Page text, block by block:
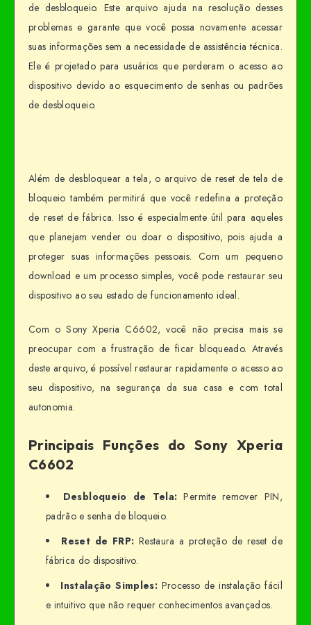
de desbloqueio. Este arquivo ajuda na resolução desses
problemas e garante que você possa novamente acessar
suas informações sem a necessidade de assistência técnica.
Ele é projetado para usuários que perderam o acesso ao
dispositivo devido ao esquecimento de senhas ou padrões
de desbloqueio.
Além de desbloquear a tela, o arquivo de reset de tela de
bloqueio também permitirá que você redefina a proteção
de reset de fábrica. Isso é especialmente útil para aqueles
que planejam vender ou doar o dispositivo, pois ajuda a
proteger suas informações pessoais. Com um pequeno
download e um processo simples, você pode restaurar seu
dispositivo ao seu estado de funcionamento ideal.
Com o Sony Xperia C6602, você não precisa mais se
preocupar com a frustração de ficar bloqueado. Através
deste arquivo, é possível restaurar rapidamente o acesso ao
seu dispositivo, na segurança da sua casa e com total
autonomia.
Principais Funções do Sony Xperia
C6602
Desbloqueio de Tela: Permite remover PIN,
padrão e senha de bloqueio.
Reset de FRP: Restaura a proteção de reset de
fábrica do dispositivo.
Instalação Simples: Processo de instalação fácil
e intuitivo que não requer conhecimentos avançados.